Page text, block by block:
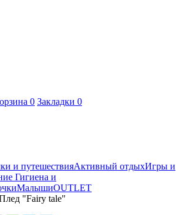
0 Закладки 0
и путешествияАктивный отдыхИгры и
Гигиена и
МалышиOUTLET
"Fairy tale"